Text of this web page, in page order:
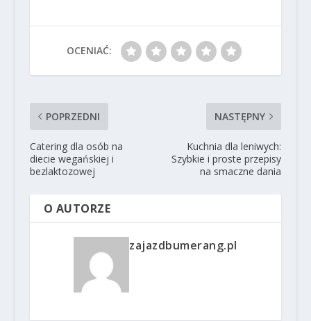
OCENIAĆ:
POPRZEDNI
Catering dla osób na
diecie wegańskiej i
bezlaktozowej
NASTĘPNY
Kuchnia dla leniwych:
Szybkie i proste przepisy
na smaczne dania
O AUTORZE
zajazdbumerang.pl